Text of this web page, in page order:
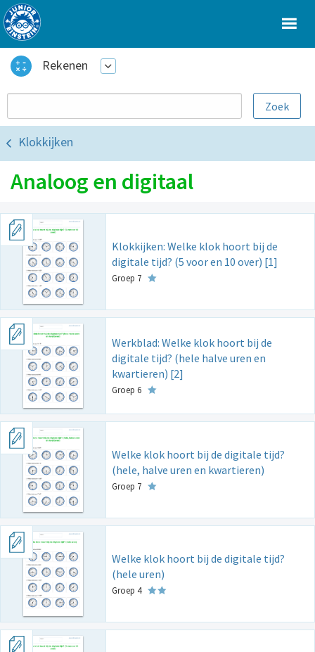
Rekenen
Klokkijken
Analoog en digitaal
Klokkijken: Welke klok hoort bij de
digitale tijd? (5 voor en 10 over) [1]
Groep 7
Werkblad: Welke klok hoort bij de
digitale tijd? (hele halve uren en
kwartieren) [2]
Groep 6
Welke klok hoort bij de digitale tijd?
(hele, halve uren en kwartieren)
Groep 7
Welke klok hoort bij de digitale tijd?
(hele uren)
Groep 4